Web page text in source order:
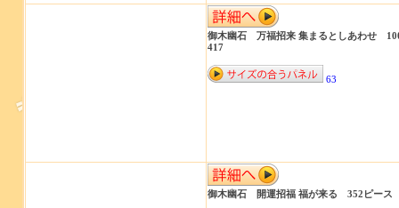
御木幽石 万福招来 集まるとしあわせ
417
63
御木幽石 開運招福 福が来る 352ピー